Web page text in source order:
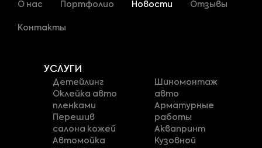
О нас Портфолио Новости Отзывы
Контакты
УСЛУГИ
Детейлинг
Оклейка авто
пленками
Перешив
салона кожей
Автомойка
Шиномонтаж
авто
Арматурные
работы
Аквапринт
Кузовной